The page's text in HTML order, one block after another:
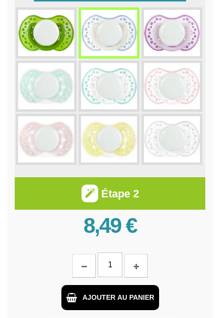
Étape 2
8,49 €
AJOUTER AU PANIER